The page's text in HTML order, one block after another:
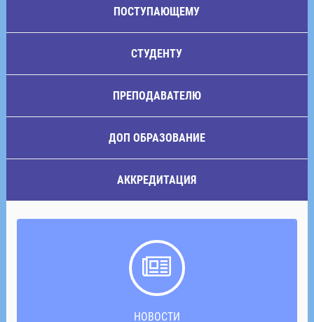
ПОСТУПАЮЩЕМУ
СТУДЕНТУ
ПРЕПОДАВАТЕЛЮ
ДОП ОБРАЗОВАНИЕ
АККРЕДИТАЦИЯ
НОВОСТИ